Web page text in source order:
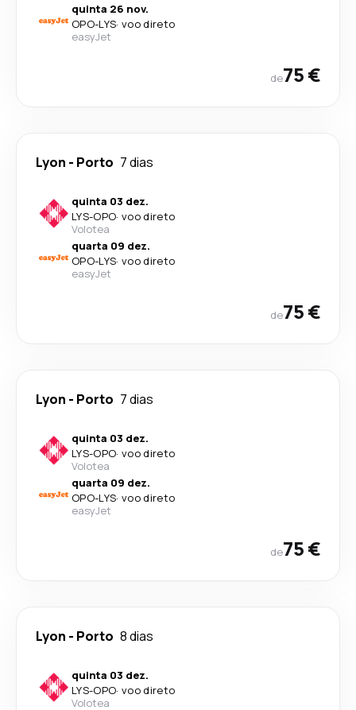
quinta 26 nov.
OPO-LYS· voo direto
easyJet
de75 €
Lyon - Porto 7 dias
quinta 03 dez.
LYS-OPO· voo direto
Volotea
quarta 09 dez.
OPO-LYS· voo direto
easyJet
de75 €
Lyon - Porto 7 dias
quinta 03 dez.
LYS-OPO· voo direto
Volotea
quarta 09 dez.
OPO-LYS· voo direto
easyJet
de75 €
Lyon - Porto 8 dias
quinta 03 dez.
LYS-OPO· voo direto
Volotea